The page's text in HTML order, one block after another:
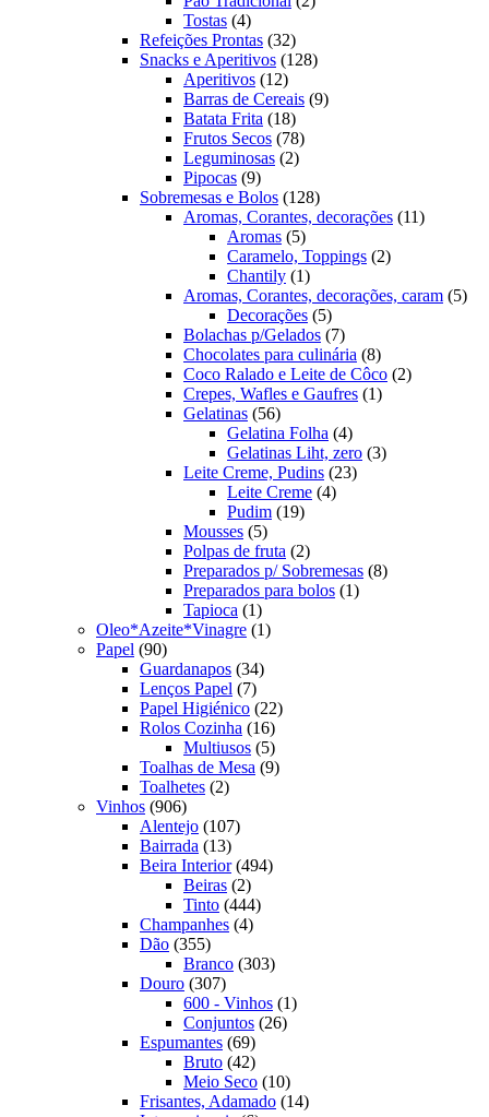
Tostas 44
produtos
Refeições Prontas 3232
produtos
Snacks e Aperitivos 128128
Aperitivos 1212
produtos
Barras de Cereais 99
Batata Frita 1818
produtos
Frutos Secos 7878
produtos
Leguminosas 22
Pipocas 99
produtos
Sobremesas e Bolos 128128
produtos
Aromas, Corantes, decorações 1111
Aromas 55
produtos
Caramelo, Toppings 22
Chantily 11
produto
Aromas, Corantes, decorações, caram 55
Decorações 55
produtos
Bolachas p/Gelados 77
produtos
Chocolates para culinária 88
produtos
Coco Ralado e Leite de Côco 22
Crepes, Wafles e Gaufres 11
Gelatinas 5656
produtos
Gelatina Folha 44
produtos
Gelatinas Liht, zero 33
Leite Creme, Pudins 2323
Leite Creme 44
Pudim 1919
Mousses 55
produtos
Polpas de fruta 22
produtos
Preparados p/ Sobremesas 88
Preparados para bolos 11
Tapioca 11
produto
Oleo*Azeite*Vinagre 11
Papel 9090
produtos
Guardanapos 3434
Lenços Papel 77
produtos
Papel Higiénico 2222
Rolos Cozinha 1616
produtos
Multiusos 55
produtos
Toalhas de Mesa 99
Toalhetes 22
Vinhos 906906
produtos
Alentejo 107107
Bairrada 1313
produtos
Beira Interior 494494
Beiras 22
produtos
Tinto 444444
Champanhes 44
Dão 355355
produtos
Branco 303303
Douro 307307
produtos
600 - Vinhos 11
Conjuntos 2626
Espumantes 6969
produtos
Bruto 4242
produtos
Meio Seco 1010
produtos
Frisantes, Adamado 1414